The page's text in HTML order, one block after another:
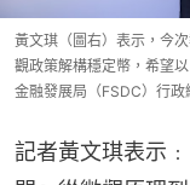
黃文琪（圖右）表示，今
觀政策解構穩定幣，希望
金融發展局（FSDC）行政
記者黃文琪表示